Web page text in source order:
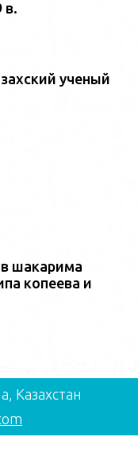
в.
ученый
шакарима
копеева и
Казахстан